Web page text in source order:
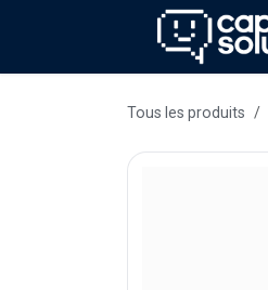
Se rendre au contenu
Tous les produits